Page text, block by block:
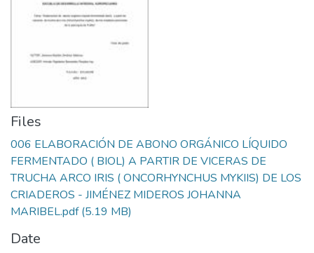
Files
006 ELABORACIÓN DE ABONO ORGÁNICO LÍQUIDO
FERMENTADO ( BIOL) A PARTIR DE VICERAS DE
TRUCHA ARCO IRIS ( ONCORHYNCHUS MYKIIS) DE LOS
CRIADEROS - JIMÉNEZ MIDEROS JOHANNA
MARIBEL.pdf(5.19 MB)
Date